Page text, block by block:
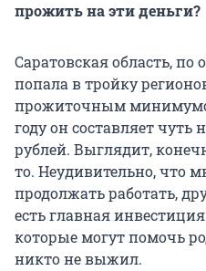
прожить на эти деньги?
Саратовская область, по
попала в тройку
прожиточным
году он составляет
рублей. Выглядит,
то. Неудивительно, что
продолжать работать,
есть главная
которые могут помочь
никто не выжил.